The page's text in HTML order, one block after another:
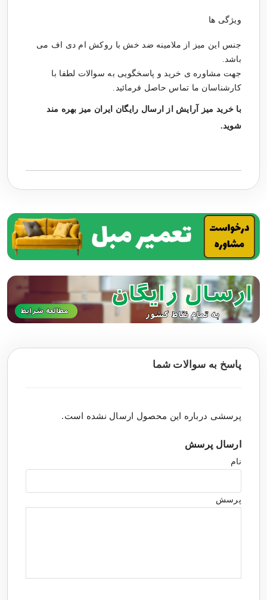
ویژگی ها
جنس این میز از ملامینه ضد خش با روکش ام دی اف می
باشد.
جهت مشاوره ی خرید و پاسخگویی به سوالات لطفا با
کارشناسان ما تماس حاصل فرمائید.
با خریدمیز آرایشاز ارسال رایگان ایران میز بهره مند
شوید.
پاسخ به سوالات شما
پرسشی درباره این محصول ارسال نشده است.
ارسال پرسش
نام
پرسش